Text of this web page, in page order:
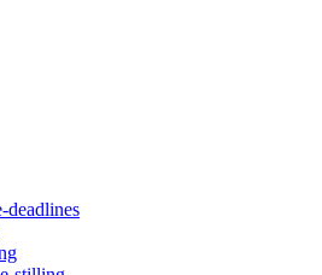
deadlines